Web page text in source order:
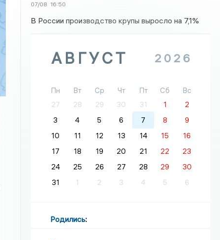
07/08 16:50
В России производство крупы выросло на 7,1%
АВГУСТ 2026
Пн Вт Ср Чт Пт Сб
Вс
27
28 29 30 31 1
2
3
4 5 6 7 8
9
10
11 12 13 14 15
16
17
18 19 20 21 22
23
24
25 26 27 28 29
30
31
1 2 3 4 5 6
Родились: